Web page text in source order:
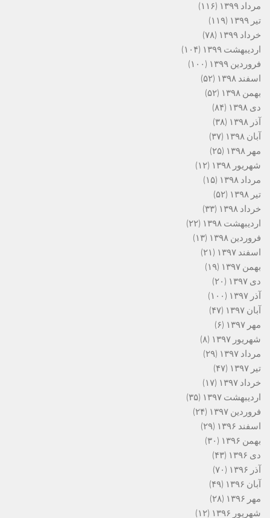
مرداد ۱۳۹۹
(۱۱۶)
تیر ۱۳۹۹
(۱۱۹)
خرداد ۱۳۹۹
(۷۸)
اردیبهشت ۱۳۹۹
(۱۰۴)
فروردین ۱۳۹۹
(۱۰۰)
اسفند ۱۳۹۸
(۵۲)
بهمن ۱۳۹۸
(۵۲)
دی ۱۳۹۸
(۸۴)
آذر ۱۳۹۸
(۳۸)
آبان ۱۳۹۸
(۳۷)
مهر ۱۳۹۸
(۲۵)
شهریور ۱۳۹۸
(۱۲)
مرداد ۱۳۹۸
(۱۵)
تیر ۱۳۹۸
(۵۲)
خرداد ۱۳۹۸
(۳۳)
اردیبهشت ۱۳۹۸
(۲۲)
فروردین ۱۳۹۸
(۱۳)
اسفند ۱۳۹۷
(۲۱)
بهمن ۱۳۹۷
(۱۹)
دی ۱۳۹۷
(۲۰)
آذر ۱۳۹۷
(۱۰۰)
آبان ۱۳۹۷
(۴۷)
مهر ۱۳۹۷
(۶)
شهریور ۱۳۹۷
(۸)
مرداد ۱۳۹۷
(۲۹)
تیر ۱۳۹۷
(۴۷)
خرداد ۱۳۹۷
(۱۷)
اردیبهشت ۱۳۹۷
(۳۵)
فروردین ۱۳۹۷
(۲۴)
اسفند ۱۳۹۶
(۲۹)
بهمن ۱۳۹۶
(۳۰)
دی ۱۳۹۶
(۴۳)
آذر ۱۳۹۶
(۷۰)
آبان ۱۳۹۶
(۴۹)
مهر ۱۳۹۶
(۲۸)
شهریور ۱۳۹۶
(۱۲)